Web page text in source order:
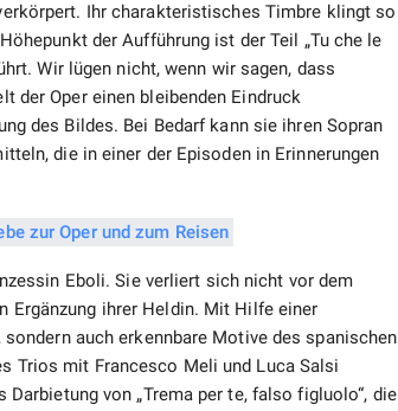
Ihr charakteristisches Timbre klingt so
der Aufführung ist der Teil „Tu che le
Wir lügen nicht, wenn wir sagen, dass
der Oper einen bleibenden Eindruck
des Bildes. Bei Bedarf kann sie ihren Sopran
die in einer der Episoden in Erinnerungen
Eboli. Sie verliert sich nicht vor dem
Ergänzung ihrer Heldin. Mit Hilfe einer
auch erkennbare Motive des spanischen
Trios mit Francesco Meli und Luca Salsi
von „Trema per te, falso figluolo“, die